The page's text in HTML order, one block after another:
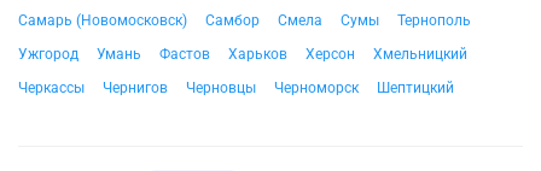
Самарь (Новомосковск)
Самбор Смела Сумы
Тернополь
Ужгород
Умань Фастов Харьков Херсон
Хмельницкий
Черкассы
Чернигов Черновцы Черноморск Шептицкий